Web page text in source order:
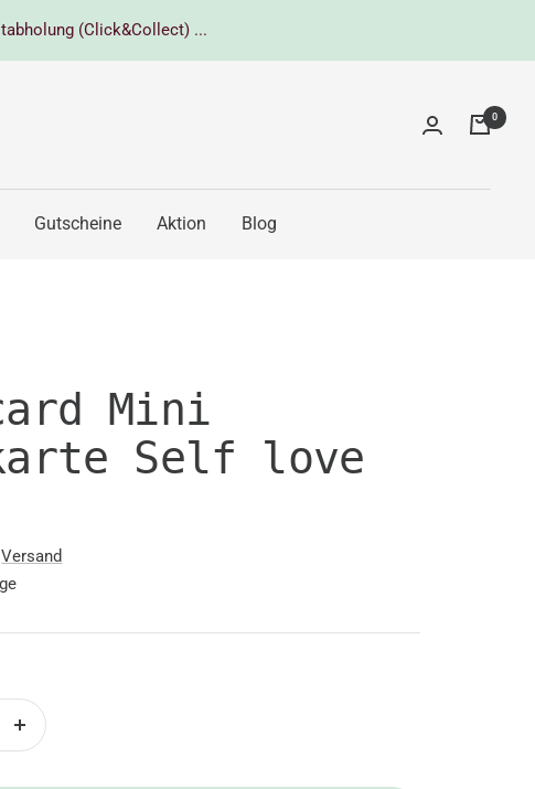
(Click&Collect) ...
0
Gutscheine Aktion Blog
Mini
Self love
Versand
Menge